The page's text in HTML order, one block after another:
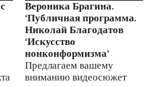
Вероника Брагина.
‘Публичная программа.
Николай Благодатов
‘Искусство
нонконформизма’
Предлагаем вашему
вниманию видеосюжет